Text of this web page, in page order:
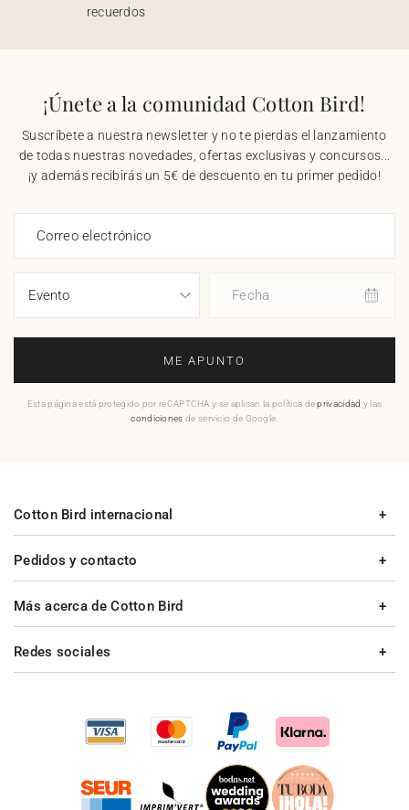
recuerdos
¡Únete a la comunidad Cotton Bird!
Suscríbete a nuestra newsletter y no te pierdas el lanzamiento
de todas nuestras novedades, ofertas exclusivas y concursos...
¡y además recibirás un 5€ de descuento en tu primer pedido!
Correo electrónico
Fecha
ME APUNTO
Esta página está protegido por reCAPTCHA y se aplican la política deprivacidad y las
condiciones de servicio de Google.
Pedidos y contacto
Más acerca de Cotton Bird
Cotton Bird internacional
Redes sociales